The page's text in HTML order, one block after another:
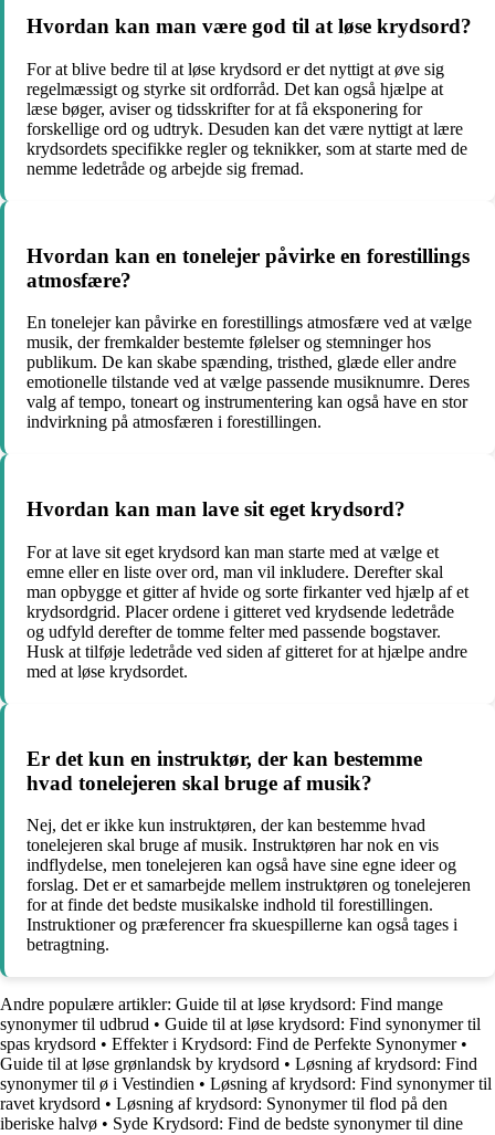
Hvordan kan man være god til at løse krydsord?
For at blive bedre til at løse krydsord er det nyttigt at øve sig
regelmæssigt og styrke sit ordforråd. Det kan også hjælpe at
læse bøger, aviser og tidsskrifter for at få eksponering for
forskellige ord og udtryk. Desuden kan det være nyttigt at lære
krydsordets specifikke regler og teknikker, som at starte med de
nemme ledetråde og arbejde sig fremad.
Hvordan kan en tonelejer påvirke en forestillings
atmosfære?
En tonelejer kan påvirke en forestillings atmosfære ved at vælge
musik, der fremkalder bestemte følelser og stemninger hos
publikum. De kan skabe spænding, tristhed, glæde eller andre
emotionelle tilstande ved at vælge passende musiknumre. Deres
valg af tempo, toneart og instrumentering kan også have en stor
indvirkning på atmosfæren i forestillingen.
Hvordan kan man lave sit eget krydsord?
For at lave sit eget krydsord kan man starte med at vælge et
emne eller en liste over ord, man vil inkludere. Derefter skal
man opbygge et gitter af hvide og sorte firkanter ved hjælp af et
krydsordgrid. Placer ordene i gitteret ved krydsende ledetråde
og udfyld derefter de tomme felter med passende bogstaver.
Husk at tilføje ledetråde ved siden af gitteret for at hjælpe andre
med at løse krydsordet.
Er det kun en instruktør, der kan bestemme
hvad tonelejeren skal bruge af musik?
Nej, det er ikke kun instruktøren, der kan bestemme hvad
tonelejeren skal bruge af musik. Instruktøren har nok en vis
indflydelse, men tonelejeren kan også have sine egne ideer og
forslag. Det er et samarbejde mellem instruktøren og tonelejeren
for at finde det bedste musikalske indhold til forestillingen.
Instruktioner og præferencer fra skuespillerne kan også tages i
betragtning.
Andre populære artikler: Guide til at løse krydsord: Find mange
synonymer til udbrud • Guide til at løse krydsord: Find synonymer til
spas krydsord • Effekter i Krydsord: Find de Perfekte Synonymer•
Guide til at løse grønlandsk by krydsord • Løsning af krydsord: Find
synonymer til ø i Vestindien • Løsning af krydsord: Find synonymer til
ravet krydsord • Løsning af krydsord: Synonymer til flod på den
iberiske halvø • Syde Krydsord: Find de bedste synonymer til dine